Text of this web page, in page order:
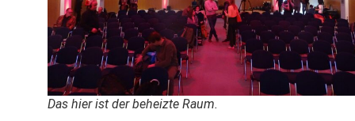
Das hier ist der beheizte Raum.